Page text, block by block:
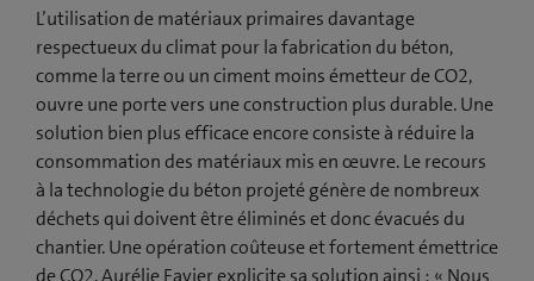
L’utilisation de matériaux primaires davantage
respectueux du climat pour la fabrication du béton,
comme la terre ou un ciment moins émetteur de CO2,
ouvre une porte vers une construction plus durable. Une
solution bien plus efficace encore consiste à réduire la
consommation des matériaux mis en œuvre. Le recours
à la technologie du béton projeté génère de nombreux
déchets qui doivent être éliminés et donc évacués du
chantier. Une opération coûteuse et fortement émettrice
de CO2. Aurélie Favier explicite sa solution ainsi : « Nous